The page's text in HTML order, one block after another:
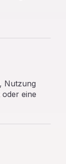
Nutzung
eine